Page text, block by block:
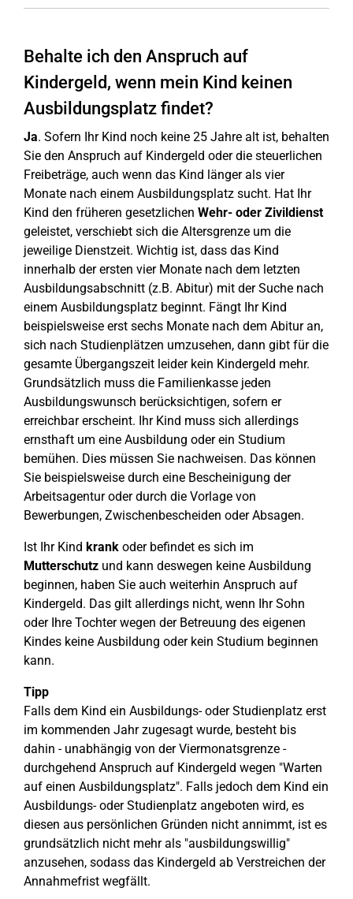
Behalte ich den Anspruch auf
Kindergeld, wenn mein Kind keinen
Ausbildungsplatz findet?
Ja. Sofern Ihr Kind noch keine 25 Jahre alt ist, behalten
Sie den Anspruch auf Kindergeld oder die steuerlichen
Freibeträge, auch wenn das Kind länger als vier
Monate nach einem Ausbildungsplatz sucht. Hat Ihr
Kind den früheren gesetzlichen Wehr- oder Zivildienst
geleistet, verschiebt sich die Altersgrenze um die
jeweilige Dienstzeit. Wichtig ist, dass das Kind
innerhalb der ersten vier Monate nach dem letzten
Ausbildungsabschnitt (z.B. Abitur) mit der Suche nach
einem Ausbildungsplatz beginnt. Fängt Ihr Kind
beispielsweise erst sechs Monate nach dem Abitur an,
sich nach Studienplätzen umzusehen, dann gibt für die
gesamte Übergangszeit leider kein Kindergeld mehr.
Grundsätzlich muss die Familienkasse jeden
Ausbildungswunsch berücksichtigen, sofern er
erreichbar erscheint. Ihr Kind muss sich allerdings
ernsthaft um eine Ausbildung oder ein Studium
bemühen. Dies müssen Sie nachweisen. Das können
Sie beispielsweise durch eine Bescheinigung der
Arbeitsagentur oder durch die Vorlage von
Bewerbungen, Zwischenbescheiden oder Absagen.
Ist Ihr Kind krank oder befindet es sich im
Mutterschutz und kann deswegen keine Ausbildung
beginnen, haben Sie auch weiterhin Anspruch auf
Kindergeld. Das gilt allerdings nicht, wenn Ihr Sohn
oder Ihre Tochter wegen der Betreuung des eigenen
Kindes keine Ausbildung oder kein Studium beginnen
kann.
Tipp
Falls dem Kind ein Ausbildungs- oder Studienplatz erst
im kommenden Jahr zugesagt wurde, besteht bis
dahin - unabhängig von der Viermonatsgrenze -
durchgehend Anspruch auf Kindergeld wegen "Warten
auf einen Ausbildungsplatz". Falls jedoch dem Kind ein
Ausbildungs- oder Studienplatz angeboten wird, es
diesen aus persönlichen Gründen nicht annimmt, ist es
grundsätzlich nicht mehr als "ausbildungswillig"
anzusehen, sodass das Kindergeld ab Verstreichen der
Annahmefrist wegfällt.